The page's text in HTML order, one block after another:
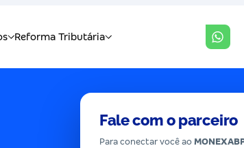
Fale com o parceiro
Para conectar você ao